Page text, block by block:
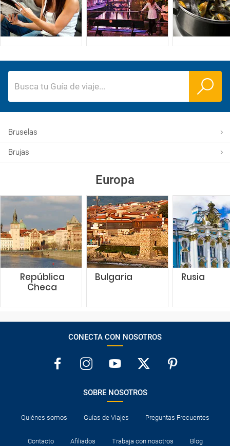
Busca tu Guía de viaje...
Bruselas
Brujas
Europa
República
Checa
Bulgaria Rusia
CONECTA CON NOSOTROS
SOBRE NOSOTROS
Quiénes somos Guías de Viajes Preguntas Frecuentes
Contacto Afiliados Trabaja con nosotros Blog